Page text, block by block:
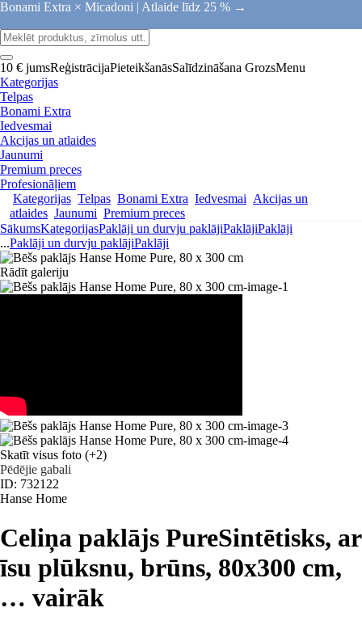
Bonami Extra × Micadoni | Atlaide līdz 25 % →
10 € jumsReģistrācijaPieteikšanāsSalīdzināšana GrozsMenu
Kategorijas
Telpas
Bonami Extra
Iedvesmai
Akcijas un atlaides
Jaunumi
Premium preces
Profesionāļiem
Kategorijas Telpas Bonami Extra Iedvesmai Akcijas un
atlaides Jaunumi Premium preces
SākumsKategorijasPaklāji un durvju paklājiPaklājiPaklāji
...Paklāji un durvju paklājiPaklāji
Rādīt galeriju
Skatīt visus foto (+2)
Pēdējie gabali
ID: 732122
Hanse Home
Celiņa paklājs PureSintētisks, ar
īsu plūksnu, brūns, 80x300 cm,
… vairāk